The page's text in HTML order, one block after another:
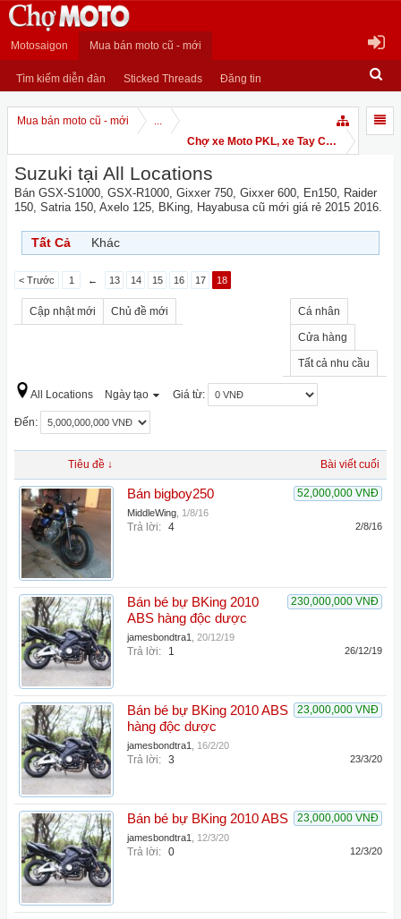
Motosaigon Mua bán moto cũ - mới
Tìm kiếm diễn đàn Sticked Threads Đăng tin
Mua bán moto cũ - mới
...
Chợ xe Moto PKL, xe Tay Côn
Suzuki tại All Locations
Bán GSX-S1000, GSX-R1000, Gixxer 750, Gixxer 600, En150, Raider
150, Satria 150, Axelo 125, BKing, Hayabusa cũ mới giá rẻ 2015 2016.
Tất Cả Khác
< Trước 1 ← 13 14 15 16 17 18
Cập nhật mới Chủ đề mới Cá nhân
Cửa hàng
Tất cả nhu cầu
All Locations Ngày tạo Giá từ:
Đến:
Tiêu đề ↓ Bài viết cuối
52,000,000 VNĐ
Bán bigboy250
MiddleWing 1/8/16
Trả lời: 4 2/8/16
230,000,000 VNĐ
Bán bé bự BKing 2010
ABS hàng độc dược
jamesbondtra1 20/12/19
Trả lời: 1 26/12/19
23,000,000 VNĐ
Bán bé bự BKing 2010 ABS
hàng độc dược
jamesbondtra1 16/2/20
Trả lời: 3 23/3/20
23,000,000 VNĐ
Bán bé bự BKing 2010 ABS
jamesbondtra1 12/3/20
Trả lời: 0 12/3/20